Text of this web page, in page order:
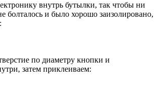
внутрь бутылки, так чтобы ни
болталось и было хорошо заизолировано,
по диаметру кнопки и
затем приклеиваем: